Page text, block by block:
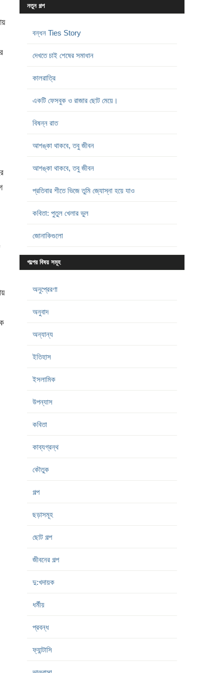
নতুন গল্প
বন্ধন Ties Story
দেখতে চাই শেষের সমাধান
কালরাত্রি
একটি ফেসবুক ও রাজার ছোট মেয়ে।
বিষন্ন রাত
আশঙ্কা থাকবে, তবু জীবন
আশঙ্কা থাকবে, তবু জীবন
প্রতিবার শীতে ভিজে তুমি জ্যোস্না হয়ে যাও
কবিতা: পুতুল খেলার ভুল
জোনাকিগুলো
গল্পের বিষয় সমূহ
অনুপ্রেরণা
অনুবাদ
অন্যান্য
ইতিহাস
ইসলামিক
উপন্যাস
কবিতা
কাব্যগ্রন্থ
কৌতুক
গল্প
ছড়াসমূহ
ছোট গল্প
জীবনের গল্প
দু:খদায়ক
ধর্মীয়
প্রবন্ধ
ফ্যান্টাসি